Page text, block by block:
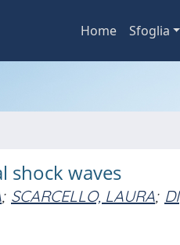
Home Sfoglia
shock waves
; SCARCELLO, LAURA; DI